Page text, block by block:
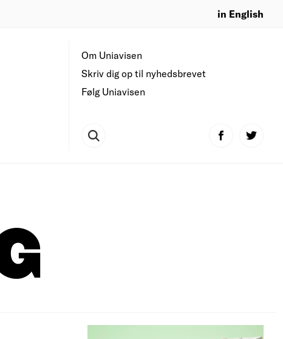
in English
Om Uniavisen
Skriv dig op til nyhedsbrevet
Følg Uniavisen